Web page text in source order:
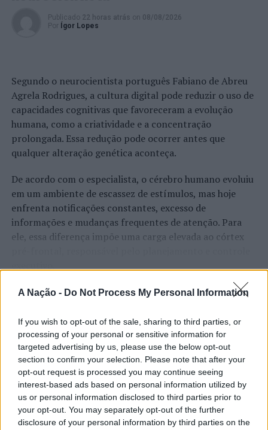
A Nação - Do Not Process My Personal Information
If you wish to opt-out of the sale, sharing to third parties, or
processing of your personal or sensitive information for
targeted advertising by us, please use the below opt-out
section to confirm your selection. Please note that after your
opt-out request is processed you may continue seeing
interest-based ads based on personal information utilized by
us or personal information disclosed to third parties prior to
your opt-out. You may separately opt-out of the further
disclosure of your personal information by third parties on the
Publicado 22 horas atrás on 08/08/2026
Por
Ígor Lopes
Segundo o neurocientista português Fabiano de Abreu
Agrela Rodrigues, a cultura digital pode reduzir o uso de
capacidades cognitivas que favoreceram a evolução
humana, como a criatividade e a concentração
prolongada. Essa redução pode ocorrer antes que
qualquer alteração genética aconteça.
De acordo com o especialista, o cérebro humano evoluiu
em um ambiente de escassez de estímulos, mas hoje
enfrenta notificações constantes, excesso de
informações e mudanças frequentes de atenção. Para
ele, essa diferença impõe uma carga elevada ao córtex
O pesquisador afirma que plataformas digitais também
cérebro, favorecendo a fadiga mental, a dificuldade de
manter a atenção e a procrastinação. Na sua visão,
tarefas inacabadas permanecem ativas na memória e
aumentam a sensação de sobrecarga, enquanto o stress
prolongado pode elevar os níveis de cortisol e
prejudicar o desempenho cognitivo.
Fabiano de Abreu Agrela Rodrigues ressalta que não há
CONTINUAR A LER
ATUALIDADE
“Millennium Estoril Open 2026”
regressou ao circuito ATP com
vitória do francês Luca Van Assche
Publicado 2 dias atrás 07/08/2026